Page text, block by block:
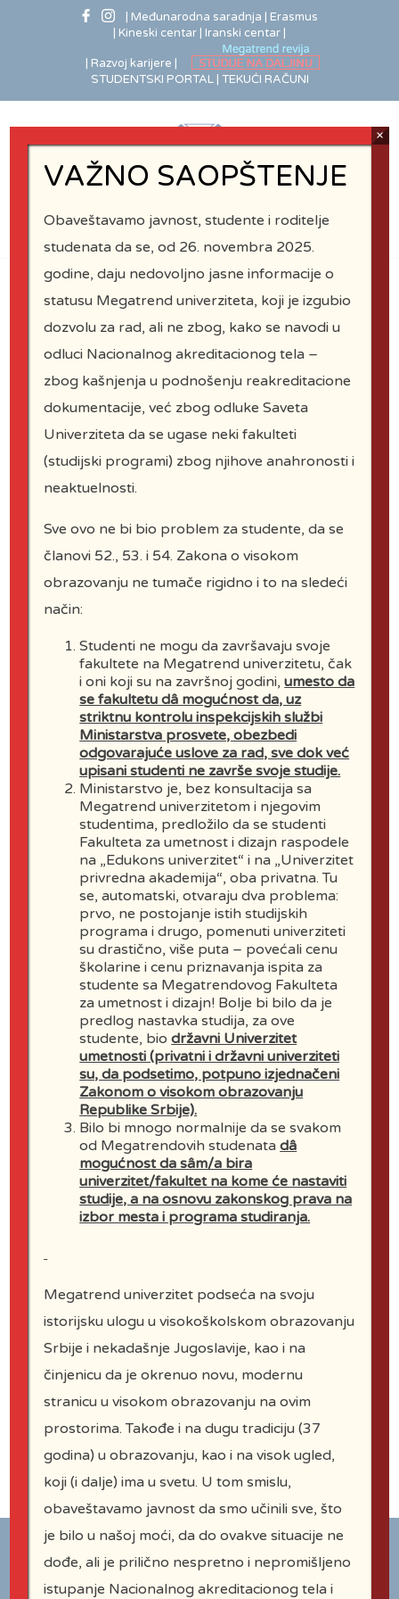
| Međunarodna saradnja
| Erasmus
| Kineski centar
| Iranski centar |
| Razvoj karijere |
STUDENTSKI PORTAL | TEKUĆI RAČUNI
Osnovna
Dokumenta FCV
Akreditacija FCV – fakulteta
MAS – FCV – Bezbednost u
vazduhoplovstvu – akreditacija
MAS – FCV – Menadzment u
vazduhoplovstvu – akreditacija
OAS – FCV – Aeuronautika –
Statut
Pravilnik o upisu
Pravilnik o izboru nastavnika
Kodeks Fakulteta za civilno
vazduhoplovstvo
Dozvola za rad
Pravilnik o udžbenicima
Pravilnik o master studijama
Pravilnik u minimalnim uslovima
sticanja zvanja nastavnika
Pravilnik o samovrednovanju
Izveštaj o samovrednovanju
Izveštaj o samovrednovanju 2020
Pravilnik o studentskom
parlamentu
Dozvola za rad univerziteta
Odluka o radu Univerziteta i
njegovih članica u toku akademske
2020/21. godine
Odluka o video snimanju
predavanja
VAŽNO SAOPŠTENJE
Obaveštavamo javnost, studente i roditelje
studenata da se, od 26. novembra 2025.
godine, daju nedovoljno jasne informacije o
statusu Megatrend univerziteta, koji je izgubio
dozvolu za rad, ali ne zbog, kako se navodi u
odluci Nacionalnog akreditacionog tela –
zbog kašnjenja u podnošenju reakreditacione
dokumentacije, već zbog odluke Saveta
Univerziteta da se ugase neki fakulteti
(studijski programi) zbog njihove anahronosti i
neaktuelnosti.
Sve ovo ne bi bio problem za studente, da se
članovi 52., 53. i 54. Zakona o visokom
obrazovanju ne tumače rigidno i to na sledeći
način:
Studenti ne mogu da završavaju svoje
fakultete na Megatrend univerzitetu, čak
i oni koji su na završnoj godini,umesto da
se fakultetu dâ mogućnost da, uz
striktnu kontrolu inspekcijskih službi
Ministarstva prosvete, obezbedi
odgovarajuće uslove za rad, sve dok već
upisani studenti ne završe svoje studije.
Ministarstvo je, bez konsultacija sa
Megatrend univerzitetom i njegovim
studentima, predložilo da se studenti
Fakulteta za umetnost i dizajn raspodele
na „Edukons univerzitet“ i na „Univerzitet
privredna akademija“, oba privatna. Tu
se, automatski, otvaraju dva problema:
prvo, ne postojanje istih studijskih
programa i drugo, pomenuti univerziteti
su drastično, više puta – povećali cenu
školarine i cenu priznavanja ispita za
studente sa Megatrendovog Fakulteta
za umetnost i dizajn! Bolje bi bilo da je
predlog nastavka studija, za ove
studente, biodržavni Univerzitet
umetnosti (privatni i državni univerziteti
su, da podsetimo, potpuno izjednačeni
Zakonom o visokom obrazovanju
Republike Srbije).
Bilo bi mnogo normalnije da se svakom
od Megatrendovih studenatadâ
mogućnost da sâm/a bira
univerzitet/fakultet na kome će nastaviti
studije, a na osnovu zakonskog prava na
izbor mesta i programa studiranja.
Megatrend univerzitet podseća na svoju
istorijsku ulogu u visokoškolskom obrazovanju
Srbije i nekadašnje Jugoslavije, kao i na
činjenicu da je okrenuo novu, modernu
stranicu u visokom obrazovanju na ovim
prostorima. Takođe i na dugu tradiciju (37
godina) u obrazovanju, kao i na visok ugled,
koji (i dalje) ima u svetu. U tom smislu,
obaveštavamo javnost da smo učinili sve, što
je bilo u našoj moći, da do ovakve situacije ne
dođe, ali je prilično nespretno i nepromišljeno
istupanje Nacionalnog akreditacionog tela i
×